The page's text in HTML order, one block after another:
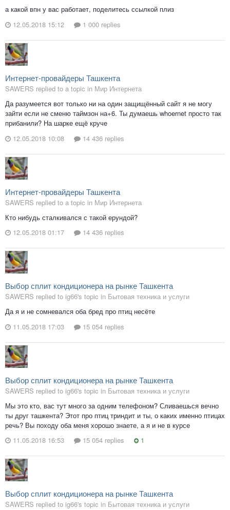
а какой впн у вас работает, поделитесь ссылкой плиз
12.05.2018 15:12
1 000 replies
Интернет-провайдеры Ташкента
SAWERS replied to a topic in Мир Интернета
Да разумеется вот только ни на один защищённый сайт я не могу
зайти если не сменю таймзон на+6. Ты думаешь whoernet просто так
прибанили? На шарке ещё круче
12.05.2018 10:08
14 436 replies
Интернет-провайдеры Ташкента
SAWERS replied to a topic in Мир Интернета
Кто нибудь сталкивался с такой ерундой?
12.05.2018 01:17
14 436 replies
Выбор сплит кондиционера на рынке Ташкента
SAWERS replied to ig66's topic in Бытовая техника и услуги
Да я и не сомневался оба бред про птиц несёте
11.05.2018 17:03
15 054 replies
Выбор сплит кондиционера на рынке Ташкента
SAWERS replied to ig66's topic in Бытовая техника и услуги
Мы это кто, вас тут много за одним телефоном? Сливаешься вечно
ты друг ташкента? Этот про птиц триндит и ты, о каких именно птицах
речь? Вы походу оба меня хорошо знаете, а я и не в курсе
11.05.2018 16:53
15 054 replies 1
Выбор сплит кондиционера на рынке Ташкента
SAWERS replied to ig66's topic in Бытовая техника и услуги